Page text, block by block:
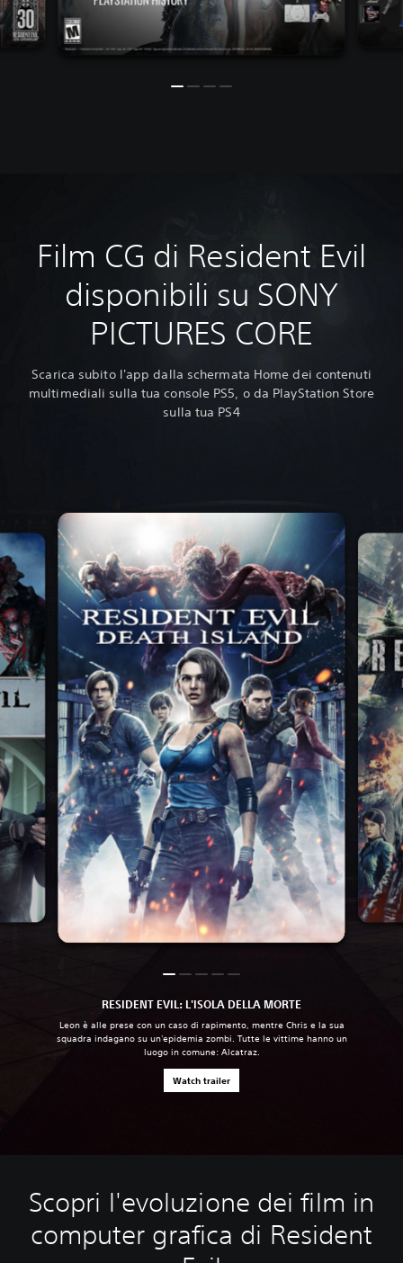
Film CG di Resident Evil
disponibili su SONY
PICTURES CORE
Scarica subito l'app dalla schermata Home dei contenuti
multimediali sulla tua console PS5, o da PlayStation Store
sulla tua PS4
RESIDENT EVIL: L'ISOLA DELLA MORTE
Leon è alle prese con un caso di rapimento, mentre Chris e la sua
squadra indagano su un'epidemia zombi. Tutte le vittime hanno un
luogo in comune: Alcatraz.
Watch trailer
Scopri l'evoluzione dei film in
computer grafica di Resident